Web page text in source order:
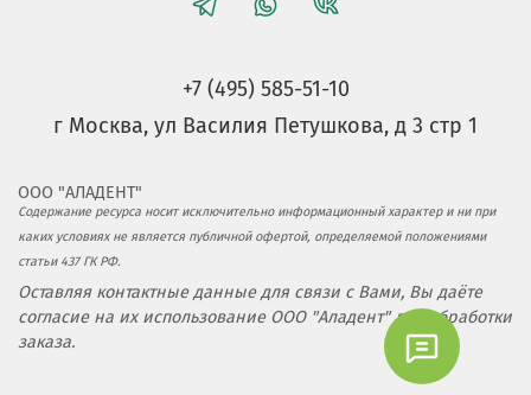
+7 (495) 585-51-10
г Москва, ул Василия Петушкова, д 3 стр 1
ООО "АЛАДЕНТ"
Содержание ресурса носит исключительно информационный характер и ни при
каких условиях не является публичной офертой, определяемой положениями
статьи 437 ГК РФ.
Оставляя контактные данные для связи с Вами, Вы даёте
согласие на их использование ООО "Аладент" для обработки
заказа.